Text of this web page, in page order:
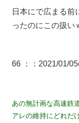
日本にで広まる前
ったのにこの扱い
66 ： ：2021/01/
あの無計画な高速鉄
アレの維持にどれだ